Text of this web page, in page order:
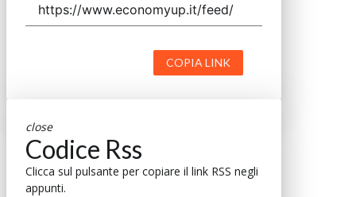
COPIA LINK
close
Codice Rss
Clicca sul pulsante per copiare il link RSS negli
appunti.